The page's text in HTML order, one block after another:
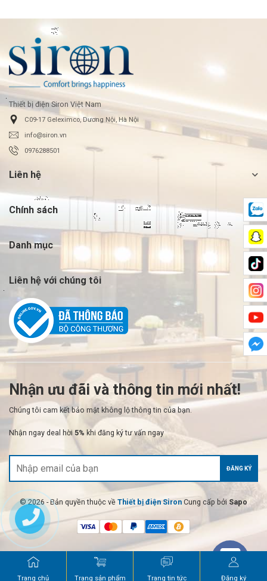
Thiết bị điện Siron Việt Nam
C09-17 Geleximco, Dương Nội, Hà Nội
info@siron.vn
0976288501
Liên hệ
Chính sách
Danh mục
Liên hệ với chúng tôi
Nhận ưu đãi và thông tin mới nhất!
Chúng tôi cam kết bảo mật không lộ thông tin của bạn.
Nhận ngay deal hời 5% khi đăng ký tư vấn ngay
ĐĂNG KÝ
© 2026 - Bản quyền thuộc về Thiết bị điện Siron Cung cấp bởi Sapo
Trang chủ Trang sản phẩm Trang tin tức Đăng ký